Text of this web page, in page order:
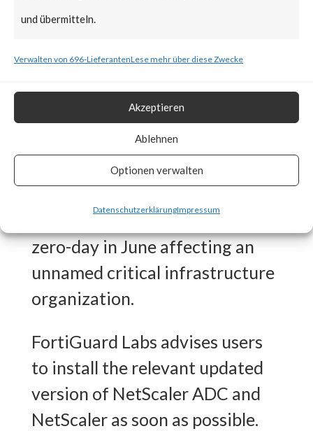
und übermitteln.
Verwalten von 696-LieferantenLese mehr über diese Zwecke
Akzeptieren
Ablehnen
Optionen verwalten
DatenschutzerklärungImpressum
Citrix advisory acknowledged
exploited in the wild. Also, CISA
added the vulnerability to the
Known Exploited Vulnerabilities
Catalog on July 19th, 2023.
CISA released an advisory on
vulnerability was exploited as a
zero-day in June affecting an
unnamed critical infrastructure
organization.
FortiGuard Labs advises users
to install the relevant updated
version of NetScaler ADC and
NetScaler as soon as possible.